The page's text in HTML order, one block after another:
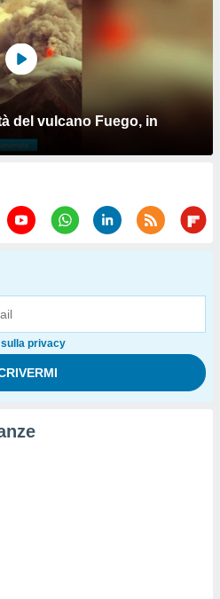
del vulcano Fuego, in
privacy